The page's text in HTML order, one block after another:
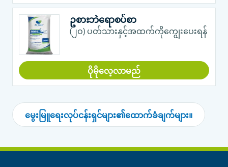
ဥစားဘဲရောစပ်စာ
(၂ဝ) ပတ်သားနှင့်အထက်ကိုကျွေးပေးရန်
ပိုမိုလေ့လာမည်
မွေးမြူရေးလုပ်ငန်းရှင်များ၏ထောက်ခံချက်များ။